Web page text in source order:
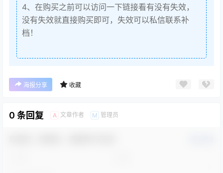
4、在购买之前可以访问一下链接看有没有失效，
没有失效就直接购买即可，失效可以私信联系补
档！
海报分享 收藏
0 条回复 A 文章作者 M 管理员